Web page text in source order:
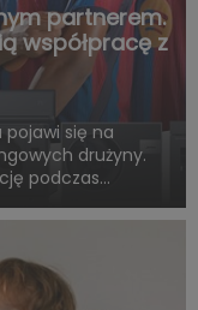
partnerem.
współpracę z
się na
drużyny.
podczas
skierowane